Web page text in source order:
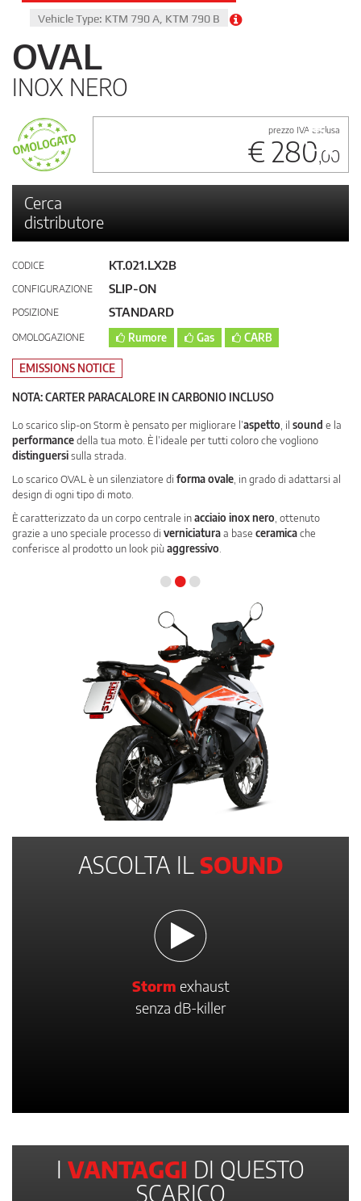
Vehicle Type: KTM 790 A, KTM 790 B
OVAL
INOX NERO
prezzo IVA esclusa
€ 280,00
Cerca
distributore
CODICE KT.021.LX2B
CONFIGURAZIONE SLIP-ON
POSIZIONE STANDARD
OMOLOGAZIONE Rumore Gas CARB
EMISSIONS NOTICE
NOTA: CARTER PARACALORE IN CARBONIO INCLUSO
Lo scarico slip-on Storm è pensato per migliorare l’aspetto , il sound e la
performancedella tua moto. È l’ideale per tutti coloro che vogliono
distinguersisulla strada.
Lo scarico OVAL è un silenziatore di forma ovale , in grado di adattarsi al
design di ogni tipo di moto.
È caratterizzato da un corpo centrale inacciaio inox nero , ottenuto
grazie a uno speciale processo di verniciaturaa base ceramicache
conferisce al prodotto un look piùaggressivo
•••
ASCOLTA IL SOUND
Storm exhaust
senza dB-killer
I VANTAGGI DI QUESTO
SCARICO